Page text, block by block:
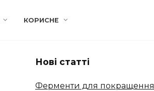
КОРИСНЕ
Нові статті
Ферменти для покращення